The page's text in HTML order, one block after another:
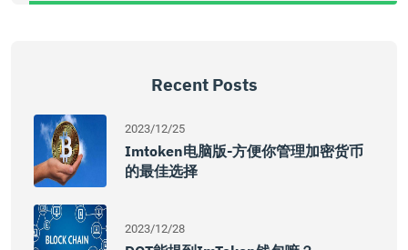
Recent Posts
2023/12/25
Imtoken电脑版-方便你管理加密货币
的最佳选择
2023/12/28